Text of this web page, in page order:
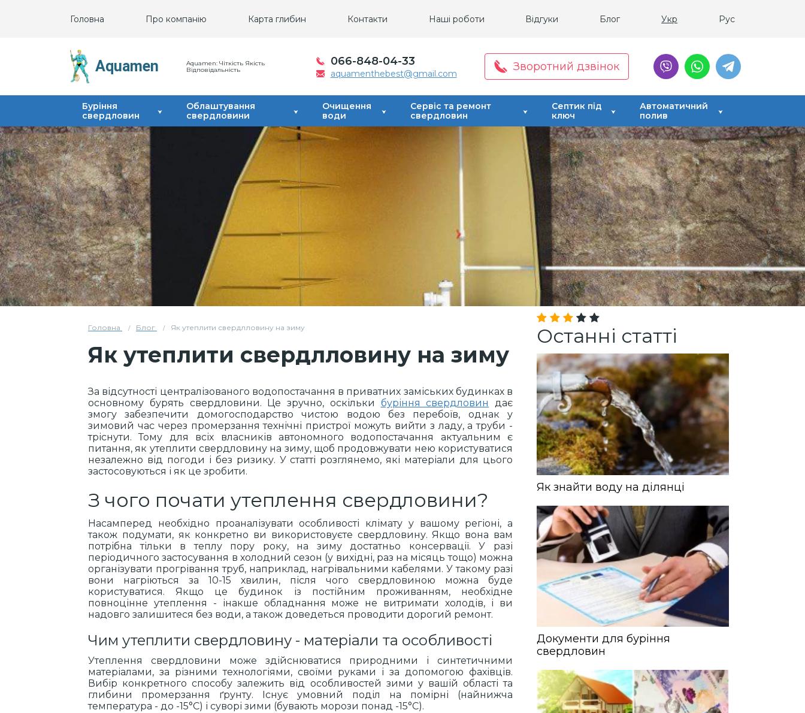
Головна Про компанію Карта глибин Контакти Наші роботи Відгуки Блог Укр Рус
Aquamen
Aquamen: Чіткість Якість
Відповідальність
066-848-04-33
aquamenthebest@gmail.com
Зворотний дзвінок
Буріння
свердловин
Облаштування
свердловини
Очищення
води
Сервіс та ремонт
свердловин
Септик під
ключ
Автоматичний
полив
Головна Блог Як утеплити свердлловину на зиму
Як утеплити свердлловину на зиму
За відсутності централізованого водопостачання в приватних заміських будинках в
основному бурять свердловини. Це зручно, оскільки буріння свердловин
дає
змогу забезпечити домогосподарство чистою водою без перебоїв, однак у
зимовий час через промерзання технічні пристрої можуть вийти з ладу, а труби -
тріснути. Тому для всіх власників автономного водопостачання актуальним є
питання, як утеплити свердловину на зиму, щоб продовжувати нею користуватися
незалежно від погоди і без ризику. У статті розглянемо, які матеріали для цього
застосовуються і як це зробити.
З чого почати утеплення свердловини?
Насамперед необхідно проаналізувати особливості клімату у вашому регіоні, а
також подумати, як конкретно ви використовуєте свердловину. Якщо вона вам
потрібна тільки в теплу пору року, на зиму достатньо консервації. У разі
періодичного застосування в холодний сезон (у вихідні, раз на місяць тощо) можна
організувати прогрівання труб, наприклад, нагрівальними кабелями. У такому разі
вони нагріються за 10-15 хвилин, після чого свердловиною можна буде
користуватися. Якщо це будинок із постійним проживанням, необхідне
повноцінне утеплення - інакше обладнання може не витримати холодів, і ви
надовго залишитеся без води, а також доведеться проводити дорогий ремонт.
Чим утеплити свердловину - матеріали та особливості
Утеплення свердловини може здійснюватися природними і синтетичними
матеріалами, за різними технологіями, своїми руками і за допомогою фахівців.
Вибір конкретного способу залежить від особливостей зими у вашій області та
глибини промерзання ґрунту. Існує умовний поділ на помірні (найнижча
температура - до -15°С) і суворі зими (бувають морози понад -15°С).
Останні статті
Як знайти воду на ділянці
Документи для буріння
свердловин